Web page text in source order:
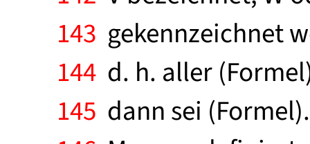
143 gekennzeichnet
144 d. h. aller
145 dann sei